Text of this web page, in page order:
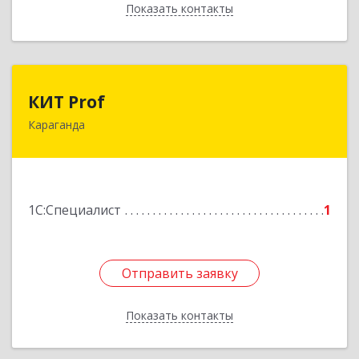
Показать контакты
Назад
КИТ Prof
Караганда
1С:Специалист 1
Отправить заявку
Показать контакты
Республика Казахстан ,100009, г. Караганда,
Отправить заявку
Назад